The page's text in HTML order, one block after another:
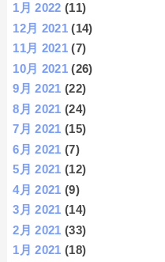
1月 2022 (11)
12月 2021 (14)
11月 2021 (7)
10月 2021 (26)
9月 2021 (22)
8月 2021 (24)
7月 2021 (15)
6月 2021 (7)
5月 2021 (12)
4月 2021 (9)
3月 2021 (14)
2月 2021 (33)
1月 2021 (18)